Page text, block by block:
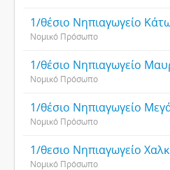
1/θέσιο Νηπιαγωγείο
Νομικό Πρόσωπο
1/θέσιο Νηπιαγωγείο
Νομικό Πρόσωπο
1/θέσιο Νηπιαγωγείο
Νομικό Πρόσωπο
1/θεσιο Νηπιαγωγείο
Νομικό Πρόσωπο